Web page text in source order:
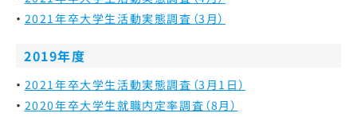
2021年卒大学生活動実態調査（3月）
2019年度
2021年卒大学生活動実態調査（3月1日）
2020年卒大学生就職内定率調査（8月）